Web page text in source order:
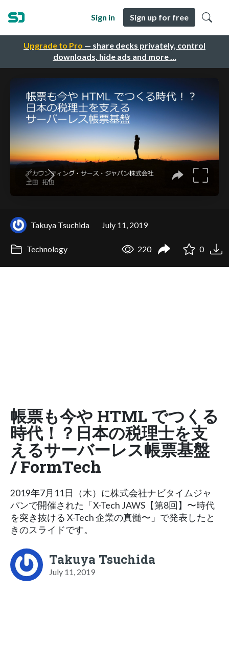
Upgrade to Pro — share decks privately, control
downloads, hide ads and more …
Sign in Sign up for free
Takuya Tsuchida July 11, 2019
Technology 220 0
帳票も今や HTML でつくる
時代！？日本の税理士を支
えるサーバーレス帳票基盤
/ FormTech
2019年7月11日（木）に株式会社ナビタイムジャ
パンで開催された「X-Tech JAWS【第8回】〜時代
を突き抜ける X-Tech 企業の真髄〜」で発表したと
きのスライドです。
Takuya Tsuchida
July 11, 2019